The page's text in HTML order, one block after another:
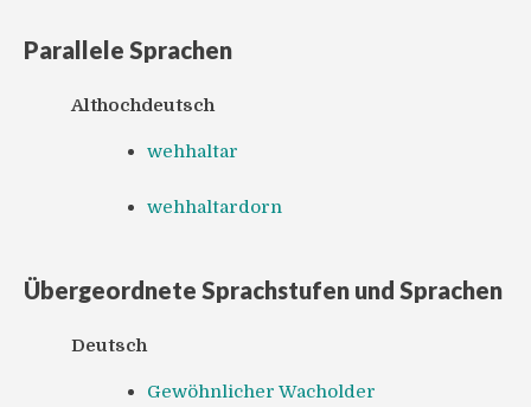
Parallele Sprachen
Althochdeutsch
wehhaltar
wehhaltardorn
Übergeordnete Sprachstufen und Sprachen
Deutsch
Gewöhnlicher Wacholder